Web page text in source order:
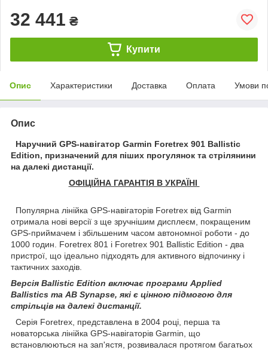
32 441 ₴
Купити
Опис Характеристики Доставка Оплата Умови
Опис
Наручний GPS-навігатор Garmin Foretrex 901 Ballistic
Edition, призначений для піших прогулянок та стрілянини
на далекі дистанції.
ОФІЦІЙНА ГАРАНТІЯ В УКРАЇНІ
Популярна лінійка GPS-навігаторів Foretrex від Garmin
отримала нові версії з ще зручнішим дисплеєм, покращеним
GPS-приймачем і збільшеним часом автономної роботи - до
1000 годин. Foretrex 801 і Foretrex 901 Ballistic Edition - два
пристрої, що ідеально підходять для активного відпочинку і
тактичних заходів.
Версія Ballistic Edition включає програми Applied
Ballistics та AB Synapse, які є цінною підмогою для
стрільців на далекі дистанції.
Серія Foretrex, представлена ​​в 2004 році, перша та
новаторська лінійка GPS-навігаторів Garmin, що
встановлюються на зап'ястя, розвивалася протягом багатьох